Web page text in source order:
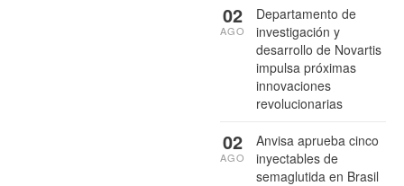
Departamento de
investigación y
desarrollo de Novartis
impulsa próximas
innovaciones
revolucionarias
02
AGO
Anvisa aprueba cinco
inyectables de
semaglutida en Brasil
02
AGO